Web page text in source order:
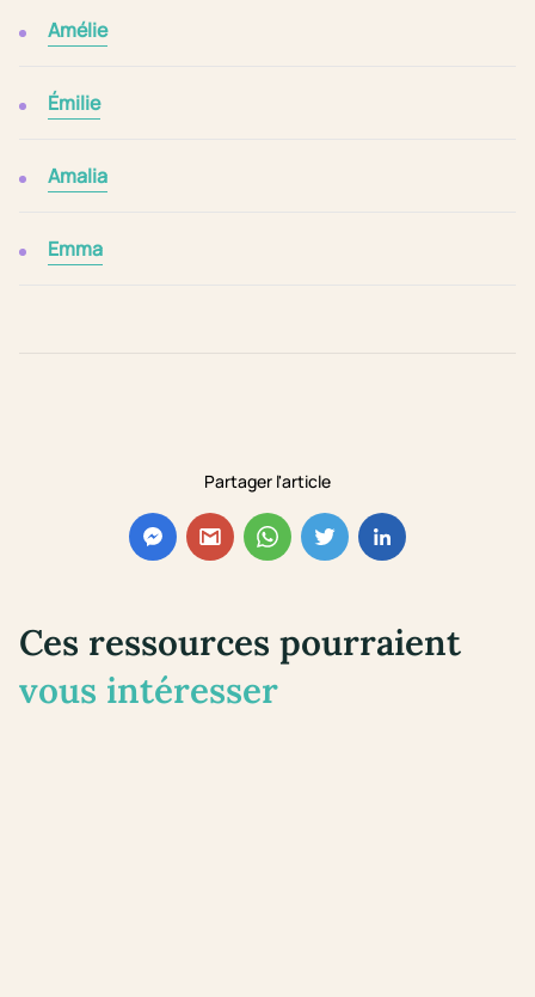
Partager l'article
Amélie
Émilie
Amalia
Emma
Ces ressources pourraient
vous intéresser